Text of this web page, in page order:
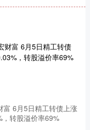
富 6月5日精工转债上涨
，转股溢价率69%